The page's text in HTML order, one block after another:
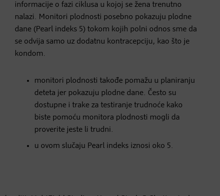
informacije o fazi ciklusa u kojoj se žena trenutno
nalazi. Monitori plodnosti posebno pokazuju plodne
dane (Pearl indeks 5) tokom kojih polni odnos sme da
se odvija samo uz dodatnu kontracepciju, kao što je
kondom.
monitori plodnosti takođe pomažu u planiranju
deteta jer pokazuju plodne dane. Često su
dostupne i trake za testiranje trudnoće kako
biste pomoću monitora plodnosti mogli da
proverite jeste li trudni.
u ovom slučaju Pearl indeks iznosi oko 5.